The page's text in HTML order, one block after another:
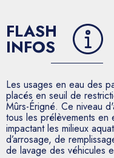
FLASH
INFOS
Les usages en eau des
placés en seuil de
Mûrs-Érigné. Ce niveau
tous les prélèvements en
impactant les milieux
d’arrosage, de
de lavage des véhicules